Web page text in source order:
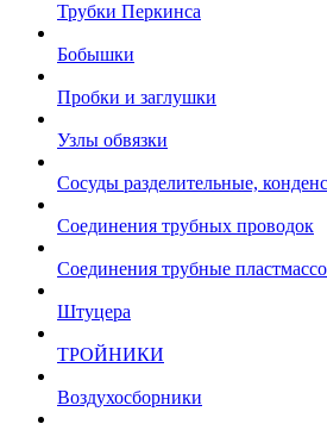
Трубки Перкинса
Бобышки
Пробки и заглушки
Узлы обвязки
Сосуды разделительные,
Соединения трубных проводок
Соединения трубные
Штуцера
ТРОЙНИКИ
Воздухосборники